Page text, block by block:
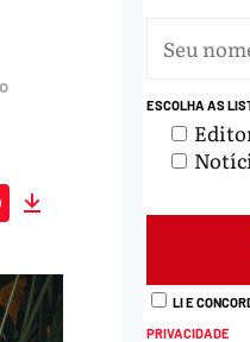
ESCOLHA AS
LI E
PRIVACIDADE